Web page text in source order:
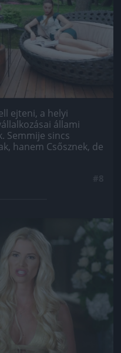
ejteni, a helyi
állami
Semmije sincs
hanem Csősznek, de